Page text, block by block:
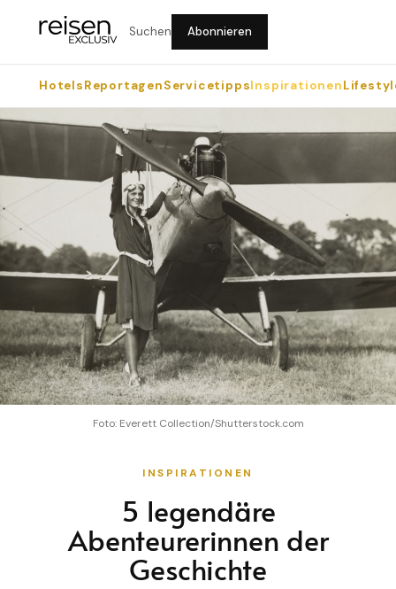
Suchen Abonnieren
HotelsReportagenServicetippsInspirationen
Foto: Everett Collection/Shutterstock.com
INSPIRATIONEN
5 legendäre
Abenteurerinnen der
Geschichte